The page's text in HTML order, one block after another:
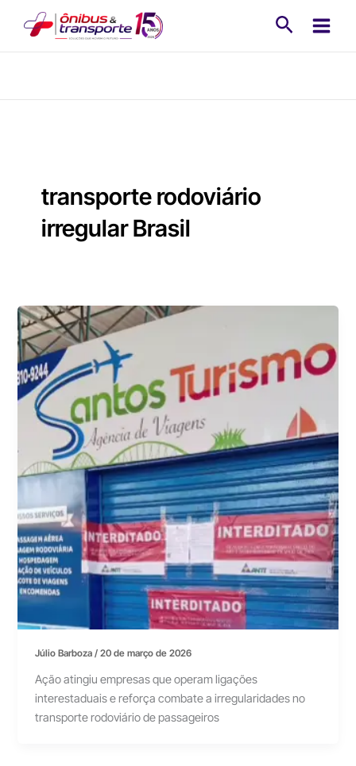
transporte rodoviário
irregular Brasil
Júlio Barboza/20 de março de 2026
Ação atingiu empresas que operam ligações
interestaduais e reforça combate a irregularidades no
transporte rodoviário de passageiros